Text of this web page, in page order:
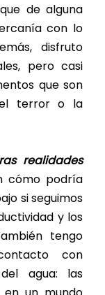
que de alguna
con lo
pero casi
que son
terror o la
realidades
cómo podría
si seguimos
y los
tengo
con
agua: las